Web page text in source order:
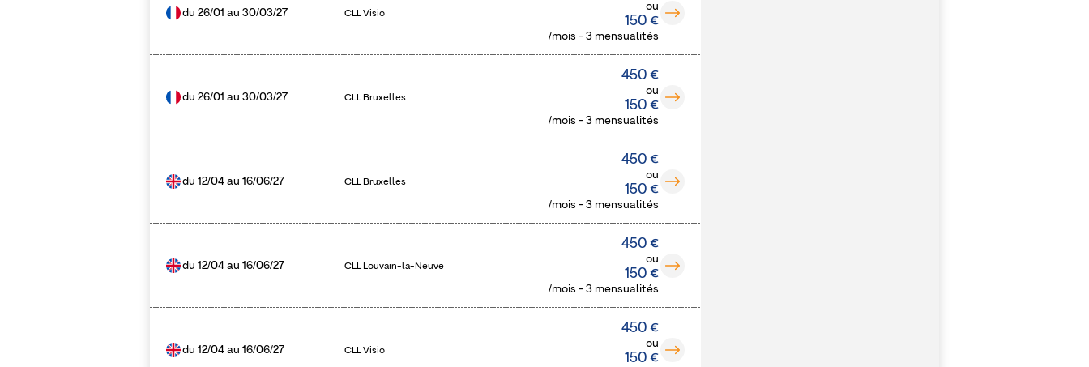
du 26/01 au 30/03/27 CLL Visio
ou
150 €
/mois - 3 mensualités
du 26/01 au 30/03/27 CLL Bruxelles
450 €
ou
150 €
/mois - 3 mensualités
du 12/04au 16/06/27 CLL Bruxelles
450 €
ou
150 €
/mois - 3 mensualités
du 12/04au 16/06/27 CLL Louvain-la-Neuve
450 €
ou
150 €
/mois - 3 mensualités
du 12/04au 16/06/27 CLL Visio
450 €
ou
150 €